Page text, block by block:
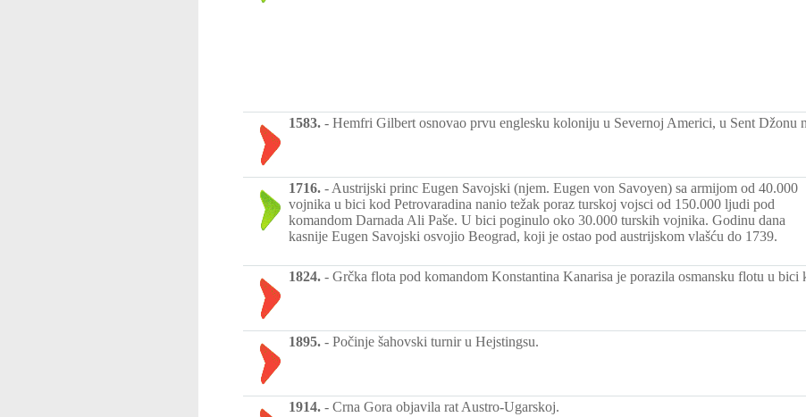
1583. - Hemfri Gilbert osnovao prvu englesku koloniju u Severnoj Americi, u Sent Džonu
1716. - Austrijski princ Eugen Savojski (njem. Eugen von Savoyen) sa armijom od 40.000
vojnika u bici kod Petrovaradina nanio težak poraz turskoj vojsci od 150.000 ljudi pod
komandom Darnada Ali Paše. U bici poginulo oko 30.000 turskih vojnika. Godinu dana
kasnije Eugen Savojski osvojio Beograd, koji je ostao pod austrijskom vlašću do 1739.
1824. - Grčka flota pod komandom Konstantina Kanarisa je porazila osmansku flotu u bici
1895. - Počinje šahovski turnir u Hejstingsu.
1914. - Crna Gora objavila rat Austro-Ugarskoj.